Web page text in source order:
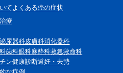
て よくある癌の症状
療
泌尿器科皮膚科消化器科
歯科眼科麻酔科救急救命科
ン健康診断避妊・去勢